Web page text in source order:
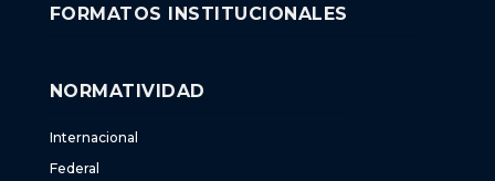
FORMATOS INSTITUCIONALES
NORMATIVIDAD
Internacional
Federal